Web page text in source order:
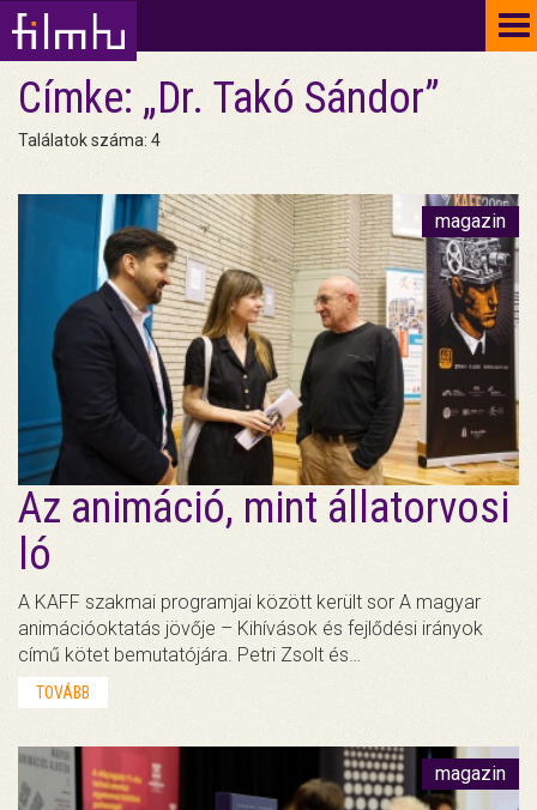
Címke: „Dr. Takó Sándor”
Találatok száma: 4
magazin
Az animáció, mint állatorvosi
ló
A KAFF szakmai programjai között került sor A magyar
animációoktatás jövője – Kihívások és fejlődési irányok
című kötet bemutatójára. Petri Zsolt és…
TOVÁBB
magazin